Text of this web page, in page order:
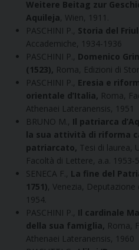
Weitere Beitag zur
Aquileja , Wien, 1911.
PASCHINI P., Storia del
Accademiche, 1934-1936
PASCHINI P., Domenico
(1523), Roma, Edizioni di
PASCHINI P., Eresia e
orientale d’Italia, Roma,
Athenaei Lateranensis, 1951
BRUNO M.,
Il patriarca
la sua attività di riforma
patriarcato, Tesi di laurea,
Facoltà di Lettere, a.a. 1953-
SENECA F., La fine del
1751) , Venezia,
1954.
PASCHINI P., Il cardinale
della sua famiglia, Roma,
Athenaei Lateranensis, 1960